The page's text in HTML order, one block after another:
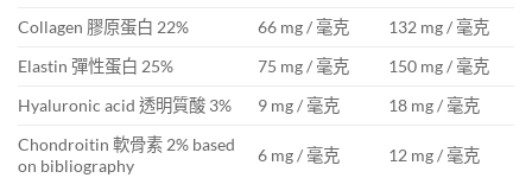
Collagen 膠原蛋白 22%
66 mg / 毫克
132 mg / 毫克
Elastin 彈性蛋白 25%
75 mg / 毫克
150 mg / 毫克
Hyaluronic acid 透明質酸 3%
9 mg / 毫克
18 mg / 毫克
Chondroitin 軟骨素 2% based
on bibliography
6 mg / 毫克 12 mg / 毫克